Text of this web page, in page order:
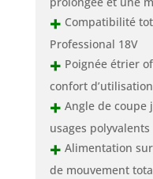
+ Compatibilité
Professional 18V
+ Poignée étrier
confort
+ Angle de coupe
usages polyvalents
+ Alimentation
de mouvement